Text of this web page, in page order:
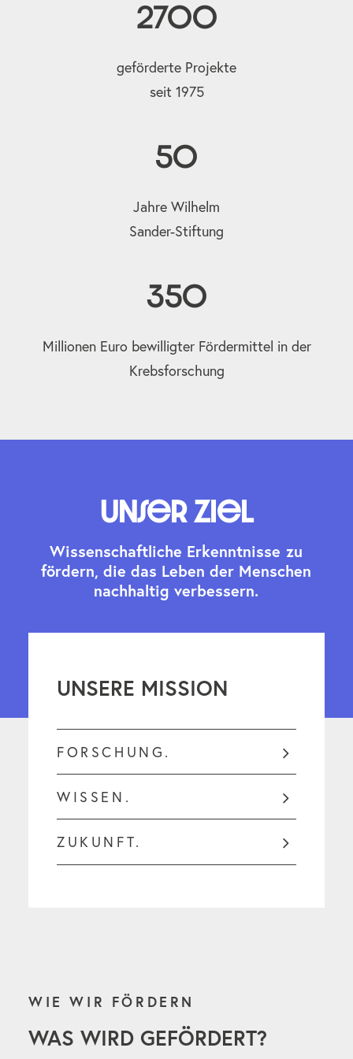
2700
geförderte Projekte
seit 1975
50
Jahre Wilhelm
Sander-Stiftung
350
Millionen Euro bewilligter Fördermittel in der
Krebsforschung
Unser Ziel
Wissenschaftliche Erkenntnisse zu
fördern, die das Leben der Menschen
nachhaltig verbessern.
UNSERE MISSION
FORSCHUNG.
WISSEN.
ZUKUNFT.
WIE WIR FÖRDERN
WAS WIRD GEFÖRDERT?